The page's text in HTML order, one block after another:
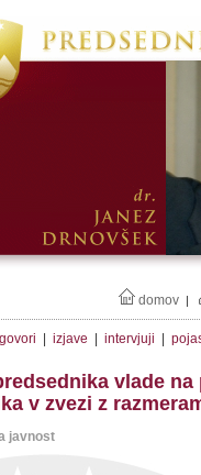
domov |
govori izjave intervjuji
vlade na
v zvezi z
javnost